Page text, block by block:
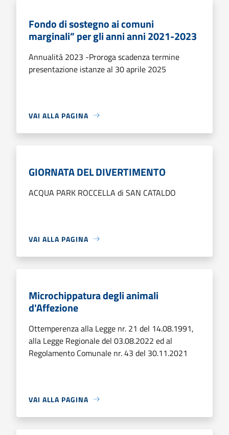
Fondo di sostegno ai comuni
marginali” per gli anni anni 2021-2023
Annualità 2023 -Proroga scadenza termine
presentazione istanze al 30 aprile 2025
VAI ALLA PAGINA
GIORNATA DEL DIVERTIMENTO
ACQUA PARK ROCCELLA di SAN CATALDO
VAI ALLA PAGINA
Microchippatura degli animali
d'Affezione
Ottemperenza alla Legge nr. 21 del 14.08.1991,
alla Legge Regionale del 03.08.2022 ed al
Regolamento Comunale nr. 43 del 30.11.2021
VAI ALLA PAGINA